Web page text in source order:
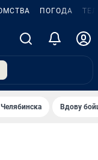
ПОГОДА
Вдову